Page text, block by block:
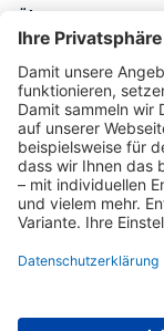
Über DELTA-V
Produktsortiment
Ratgeber
Unser Angebot